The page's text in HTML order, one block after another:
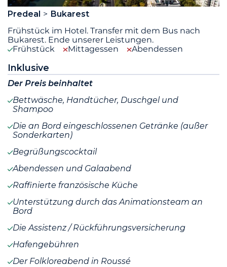
Predeal
Bukarest
Frühstück im Hotel. Transfer mit dem Bus nach
Bukarest. Ende unserer Leistungen.
Frühstück
Mittagessen Abendessen
Inklusive
Der Preis beinhaltet
Bettwäsche, Handtücher, Duschgel und
Shampoo
Die an Bord eingeschlossenen Getränke (außer
Sonderkarten)
Begrüßungscocktail
Abendessen und Galaabend
Raffinierte französische Küche
Unterstützung durch das Animationsteam an
Bord
Die Assistenz / Rückführungsversicherung
Hafengebühren
Der Folkloreabend in Roussé